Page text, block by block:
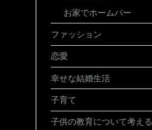
お家でホームバー
ファッション
恋愛
幸せな結婚生活
子育て
子供の教育について考える